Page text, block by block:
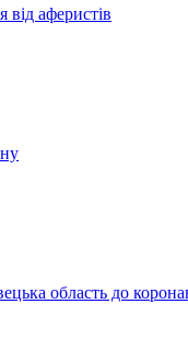
аферистів
область до